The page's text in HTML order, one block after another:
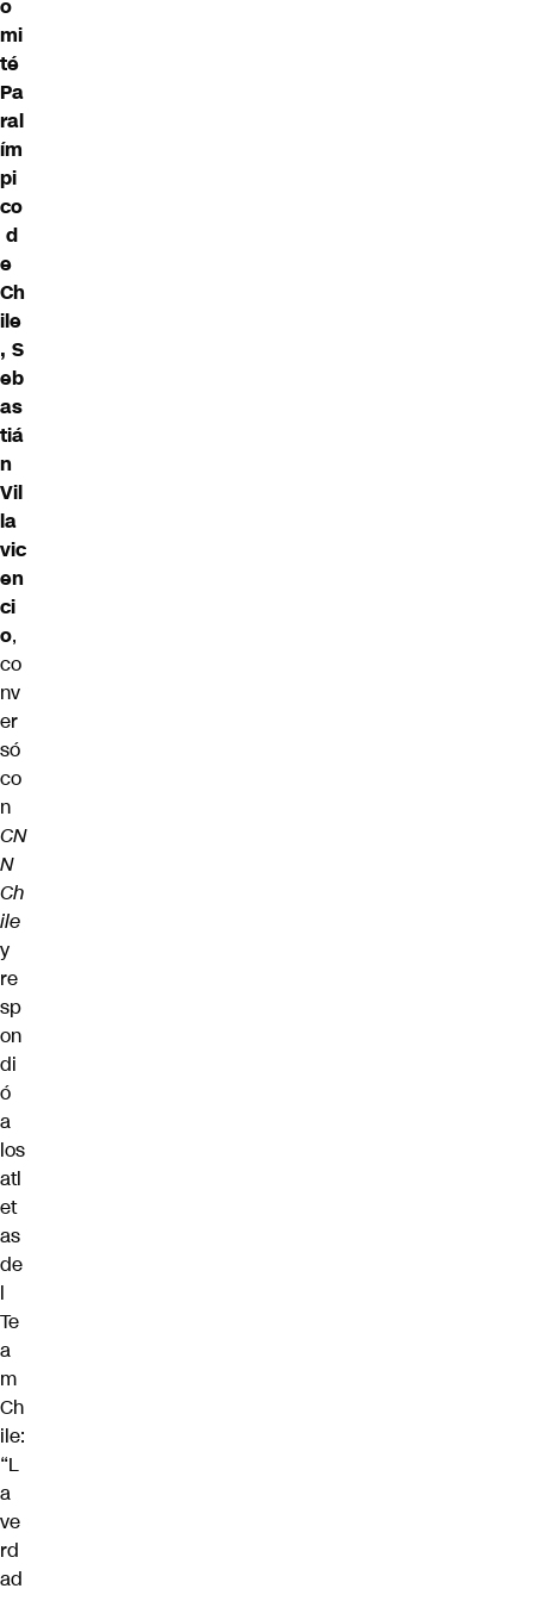
o
mi
té
Pa
ral
ím
pi
co
d
e
Ch
ile
, S
eb
as
tiá
n
Vil
la
vic
en
ci
o,
co
nv
er
só
co
n
CN
N
Ch
ile
y
re
sp
on
di
ó
a
los
atl
et
as
de
l
Te
a
m
Ch
ile:
“L
a
ve
rd
ad